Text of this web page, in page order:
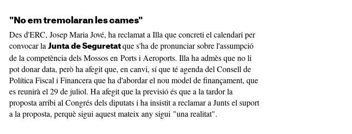
"No em tremolaran les cames"
Des d'ERC, Josep Maria Jové, ha reclamat a Illa que concreti el calendari per
convocar la Junta de Seguretat que s'ha de pronunciar sobre l'assumpció
de la competència dels Mossos en Ports i Aeroports. Illa ha admès que no li
pot donar data, però ha afegit que, en canvi, sí que té agenda del Consell de
Política Fiscal i Financera que ha d'abordar el nou model de finançament, que
es reunirà el 29 de juliol. Ha afegit que la previsió és que a la tardor la
proposta arribi al Congrés dels diputats i ha insistit a reclamar a Junts el suport
a la proposta, perquè sigui aquest mateix any sigui "una realitat".